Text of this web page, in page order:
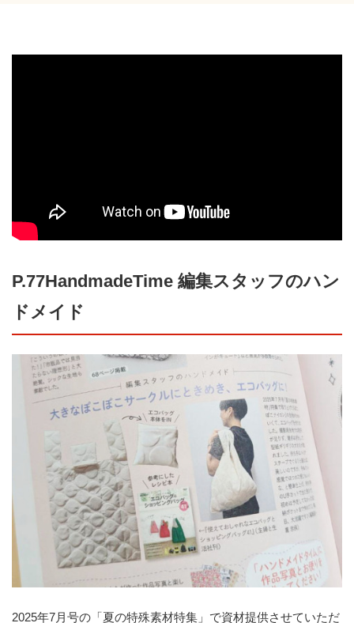
P.77HandmadeTime 編集スタッフのハン
ドメイド
2025年7月号の「夏の特殊素材特集」で資材提供させていただ